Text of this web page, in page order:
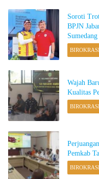
Soroti
BPJN
Sumedang
BIROKRASI
Wajah
Kualitas
BIROKRASI
Pemkab
BIROKRASI